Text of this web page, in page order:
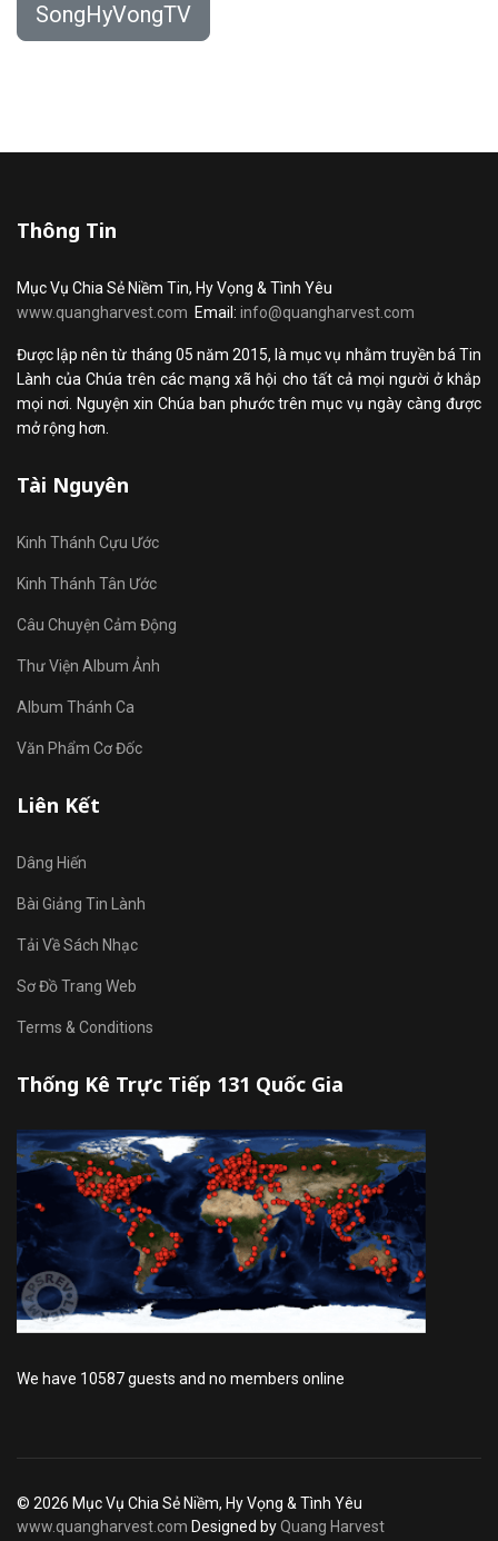
SongHyVongTV
Thông Tin
Mục Vụ Chia Sẻ Niềm Tin, Hy Vọng & Tình Yêu
www.quangharvest.com Email: info@quangharvest.com
Được lập nên từ tháng 05 năm 2015, là mục vụ nhằm truyền bá Tin
Lành của Chúa trên các mạng xã hội cho tất cả mọi người ở khắp
mọi nơi. Nguyện xin Chúa ban phước trên mục vụ ngày càng được
mở rộng hơn.
Tài Nguyên
Kinh Thánh Cựu Ước
Kinh Thánh Tân Ước
Câu Chuyện Cảm Động
Thư Viện Album Ảnh
Album Thánh Ca
Văn Phẩm Cơ Đốc
Liên Kết
Dâng Hiến
Bài Giảng Tin Lành
Tải Về Sách Nhạc
Sơ Đồ Trang Web
Terms & Conditions
Thống Kê Trực Tiếp 131 Quốc Gia
We have 10587 guests and no members online
© 2026 Mục Vụ Chia Sẻ Niềm, Hy Vọng & Tình Yêu
www.quangharvest.com Designed byQuang Harvest